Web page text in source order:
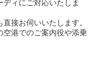
ィにご対応いたしま
接お伺いいたします。
空港でのご案内役や添乗